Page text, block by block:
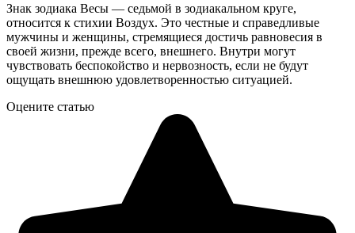
Знак зодиака Весы — седьмой в зодиакальном круге,
относится к стихии Воздух. Это честные и справедливые
мужчины и женщины, стремящиеся достичь равновесия в
своей жизни, прежде всего, внешнего. Внутри могут
чувствовать беспокойство и нервозность, если не будут
ощущать внешнюю удовлетворенностью ситуацией.
Оцените статью